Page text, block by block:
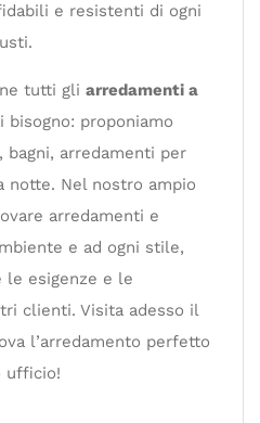
e resistenti di ogni
tutti gli arredamenti a
bisogno: proponiamo
bagni, arredamenti per
notte. Nel nostro ampio
arredamenti e
e ad ogni stile,
le esigenze e le
clienti. Visita adesso il
l’arredamento perfetto
ufficio!